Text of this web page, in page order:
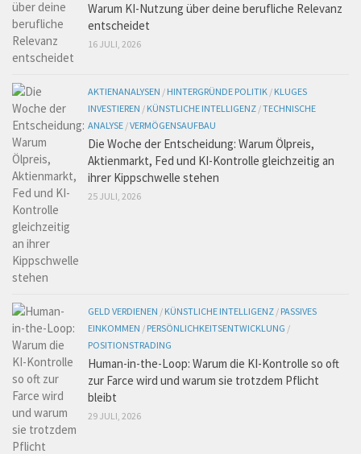
Warum KI-Nutzung über deine berufliche Relevanz
entscheidet
16 JULI, 2026
AKTIENANALYSEN / HINTERGRÜNDE POLITIK / KLUGES
INVESTIEREN / KÜNSTLICHE INTELLIGENZ /TECHNISCHE
ANALYSE /VERMÖGENSAUFBAU
Die Woche der Entscheidung: Warum Ölpreis,
Aktienmarkt, Fed und KI-Kontrolle gleichzeitig an
ihrer Kippschwelle stehen
25 JULI, 2026
GELD VERDIENEN / KÜNSTLICHE INTELLIGENZ / PASSIVES
EINKOMMEN / PERSÖNLICHKEITSENTWICKLUNG /
POSITIONSTRADING
Human-in-the-Loop: Warum die KI-Kontrolle so oft
zur Farce wird und warum sie trotzdem Pflicht
bleibt
29 JULI, 2026